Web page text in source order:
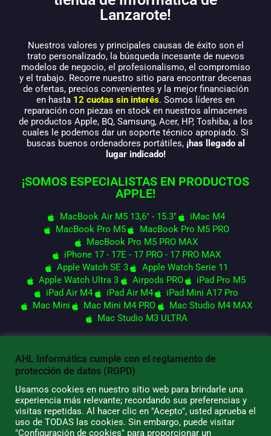
Lanzarote!
Nuestros valores y principales causas de éxito son el
trato personalizado, la búsqueda incesante de nuevos
modelos de negocio, el profesionalismo, el compromiso
y el trabajo. Recorre nuestro sitio para encontrar decenas
de ofertas, precios convenientes y la mejor financiación
en hasta 12 cuotas sin interés. Somos líderes en
reparación con piezas en stock en nuestros almacenes
de productos Apple, BQ, Samsung, Acer, HP, Toshiba, a los
cuales le podemos dar un soporte técnico apropiado. Si
buscas buenos ordenadores portátiles, ¡has llegado al
lugar indicado!
¡SOMOS ESPECIALISTAS EN PRODUCTOS
APPLE!
MacBook Air M5 13,6" - 15.3"
iMac M4
MacBook Pro M5
MacBook Pro M5 PRO
MacBook Pro M5 PRO MAX
iPhone 17 - 17E - 17 PRO - 17 PRO MAX
Apple Watch SE 3
Apple Watch Serie 11
Apple Watch Ultra 3
Airpods PRO
iPad Pro M5
iPad Air M4
iPad Air M4
iPad Mini A17 Pro
Mac Mini
Mac Mini M4 PRO
Mac Studio M4 MAX
Mac Studio M3 ULTRA
© 2026 AHL Informática
AHL Informática cumple con el reglamento de
protección de datos (RGPD)
Usamos cookies en nuestro sitio web para brindarle una
experiencia más relevante; recordando sus preferencias y
visitas repetidas. Al hacer clic en "Acepto", usted aprueba el
uso de TODAS las cookies. Sin embargo, puede visitar
"Configuración de cookies" para proporcionar un